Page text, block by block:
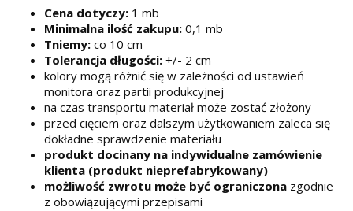
Cena dotyczy: 1 mb
Minimalna ilość zakupu: 0,1 mb
Tniemy: co 10 cm
Tolerancja długości: +/- 2 cm
kolory mogą różnić się w zależności od ustawień
monitora oraz partii produkcyjnej
na czas transportu materiał może zostać złożony
przed cięciem oraz dalszym użytkowaniem zaleca się
dokładne sprawdzenie materiału
produkt docinany na indywidualne zamówienie
klienta (produkt nieprefabrykowany)
możliwość zwrotu może być ograniczona zgodnie
z obowiązującymi przepisami